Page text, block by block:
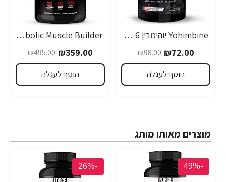
Yohimbine יוהימבין 6 מ"ג 30 כמוסות - מבית Force Factor
₪72.00
₪98.00
הוסף לעגלה
Anabolic Muscle Builder בונה שרירים אנאבולי עם PeptiStrong שפותח בבינה מלאכותית - 150 כמוסות צמחיות - מבית Force Factor
₪359.00
₪495.00
הוסף לעגלה
מוצרים מאותו מותג
-49%
-26%